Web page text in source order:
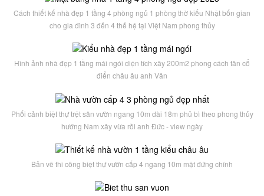
Cách thiết kế nhà đẹp 1 tầng 4 phòng ngủ 1 phòng thờ kiểu Nhật bốn gian
cho gia đình 3 đến 4 thế hệ tại Việt Nam phong thủy
Hình ảnh nhà đẹp 1 tầng mái ngói diện tích xây 200m2 phong cách tân cổ
điển châu âu anh Văn
Phối cảnh biệt thự trệt sân vườn ngang 10m dài 18m phủ bì theo phong thủy
hướng Nam xây vừa rồi anh Đức - view ngày
Bản vẽ thi công biệt thự vườn cấp 4 ngang 10m mặt đứng chính